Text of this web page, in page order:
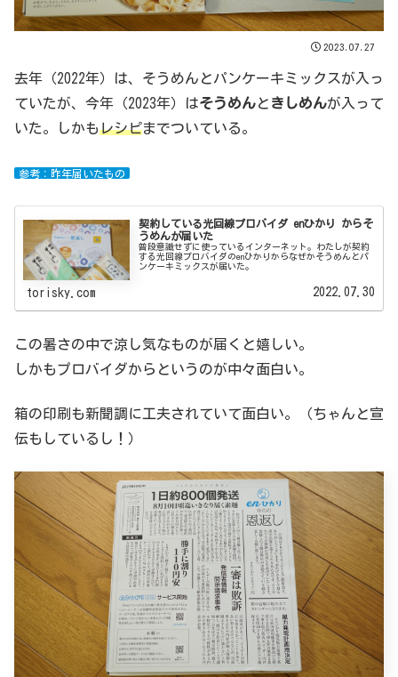
2023.07.27
去年（2022年）は、そうめんとパンケーキミックスが入っ
ていたが、今年（2023年）はそうめんと きしめんが入って
いた。しかもレシピまでついている。
参考：昨年届いたもの
契約している光回線プロバイダ enひかり からそ
うめんが届いた
普段意識せずに使っているインターネット。わたしが契約
する光回線プロバイダのenひかりからなぜかそうめんとパ
ンケーキミックスが届いた。
torisky.com 2022.07.30
この暑さの中で涼し気なものが届くと嬉しい。
しかもプロバイダからというのが中々面白い。
箱の印刷も新聞調に工夫されていて面白い。（ちゃんと宣
伝もしているし！）